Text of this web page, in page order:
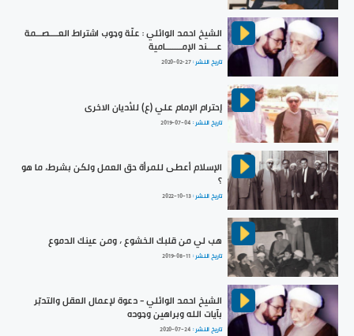
الشيخ احمد الوائلي : علّة وجوب اشتراط العــــصــمة
عــــند الإمـــــــامية
تاريخ النشر :2020-02-27
إحترام الإمام علي (ع) للأديان الاخرى
تاريخ النشر : 2019-07-04
الإسلام أعطى للمرأة حق العمل ولكن بشرط، ما هو
؟
تاريخ النشر :2022-10-13
هب لي من قلبك الخشوع ، ومن عينك الدموع
تاريخ النشر : 2019-08-11
الشيخ احمد الوائلي - دعوة لإعمال العقل والتدبّر
بآيات الله وبراهين وجوده
تاريخ النشر : 2020-07-24